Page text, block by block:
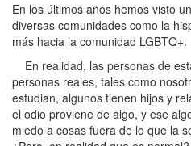
En los últimos años hemos visto
diversas comunidades como la
más hacia la comunidad LGBTQ+.
En realidad, las personas de
personas reales, tales como
estudian, algunos tienen hijos y
el odio proviene de algo, y ese
miedo a cosas fuera de lo que la